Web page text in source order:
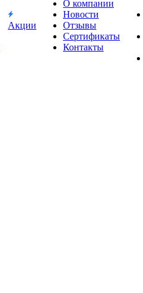
Акции
О компании
Новости
Отзывы
Сертификаты
Контакты